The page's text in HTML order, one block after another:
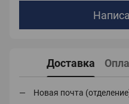
Доставка
Новая почта